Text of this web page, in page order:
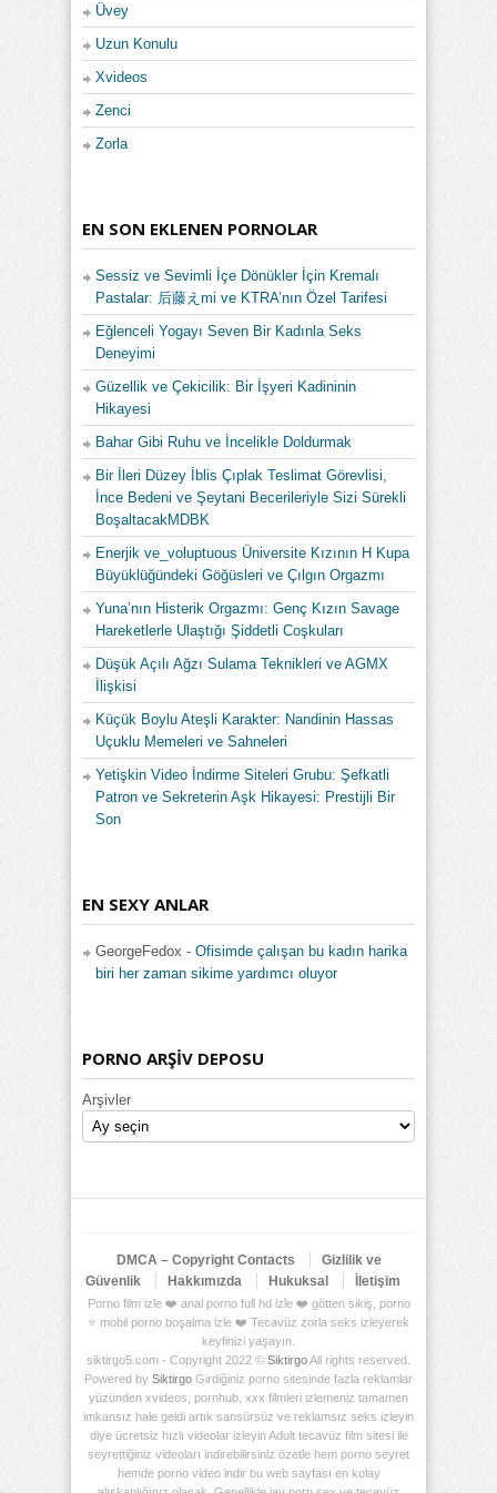
Üvey
Uzun Konulu
Xvideos
Zenci
Zorla
EN SON EKLENEN PORNOLAR
Sessiz ve Sevimli İçe Dönükler İçin Kremalı
Pastalar: 后藤えmi ve KTRA’nın Özel Tarifesi
Eğlenceli Yogayı Seven Bir Kadınla Seks
Deneyimi
Güzellik ve Çekicilik: Bir İşyeri Kadininin
Hikayesi
Bahar Gibi Ruhu ve İncelikle Doldurmak
Bir İleri Düzey İblis Çıplak Teslimat Görevlisi,
İnce Bedeni ve Şeytani Becerileriyle Sizi Sürekli
BoşaltacakMDBK
Enerjik ve_voluptuous Üniversite Kızının H Kupa
Büyüklüğündeki Göğüsleri ve Çılgın Orgazmı
Yuna’nın Histerik Orgazmı: Genç Kızın Savage
Hareketlerle Ulaştığı Şiddetli Coşkuları
Düşük Açılı Ağzı Sulama Teknikleri ve AGMX
İlişkisi
Küçük Boylu Ateşli Karakter: Nandinin Hassas
Uçuklu Memeleri ve Sahneleri
Yetişkin Video İndirme Siteleri Grubu: Şefkatli
Patron ve Sekreterin Aşk Hikayesi: Prestijli Bir
Son
EN SEXY ANLAR
GeorgeFedox - Ofisimde çalışan bu kadın harika
biri her zaman sikime yardımcı oluyor
PORNO ARŞİV DEPOSU
Arşivler
DMCA – Copyright Contacts
Gizlilik ve
Güvenlik
Hakkımızda Hukuksal İletişim
Porno film izle ❤️ anal porno full hd izle ❤️ götten sikiş, porno
⭐ mobil porno boşalma izle ❤️ Tecavüz zorla seks izleyerek
keyfinizi yaşayın.
siktirgo5.com - Copyright 2022 © SiktirgoAll rights reserved.
Powered by Siktirgo Girdiğiniz porno sitesinde fazla reklamlar
yüzünden xvideos, pornhub, xxx filmleri izlemeniz tamamen
imkansız hale geldi artık sansürsüz ve reklamsız seks izleyin
diye ücretsiz hızlı videolar izleyin Adult tecavüz film sitesi ile
seyrettiğiniz videoları indirebilirsiniz özetle hem porno seyret
hemde porno video indir bu web sayfası en kolay